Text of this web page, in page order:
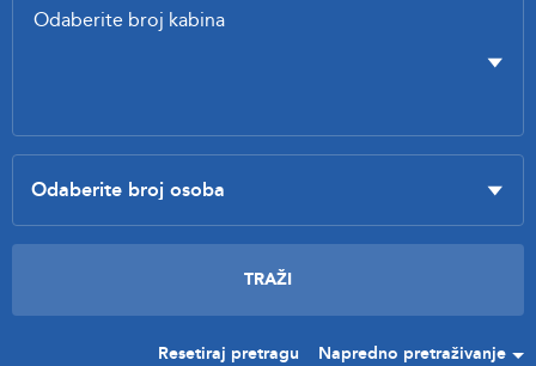
Resetiraj pretragu Napredno pretraživanje